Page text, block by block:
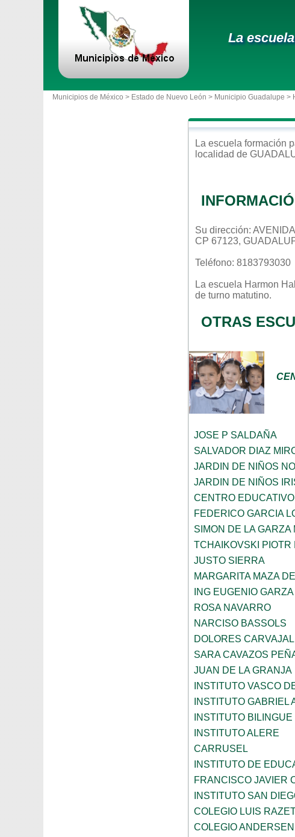
La
Municipios de México > Estado de Nuevo León > Municipio Guadalupe >
La escuela formación
localidad de
Su dirección:
CP 67123,
Teléfono: 8183793030
La escuela Harmon
de turno matutino.
OTRAS
JOSE P SALDAÑA
SALVADOR DIAZ
JARDIN DE NIÑOS
JARDIN DE NIÑOS
CENTRO
FEDERICO GARCIA
SIMON DE LA GARZA
TCHAIKOVSKI PIOTR
JUSTO SIERRA
MARGARITA MAZA
ING EUGENIO
ROSA NAVARRO
NARCISO BASSOLS
DOLORES CARVAJAL
SARA CAVAZOS
JUAN DE LA GRANJA
INSTITUTO VASCO
INSTITUTO GABRIEL
INSTITUTO
INSTITUTO ALERE
CARRUSEL
INSTITUTO DE
FRANCISCO JAVIER
INSTITUTO SAN
COLEGIO LUIS
COLEGIO ANDERSEN